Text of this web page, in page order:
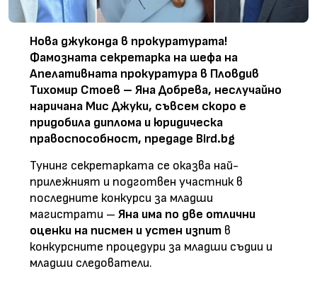
Нова джуконда в прокуратурата!
Фамозната секретарка на шефа на
Апелативната прокуратура в Пловдив
Тихомир Стоев – Яна Добрева, неслучайно
наричана Мис Джуки, съвсем скоро е
придобила диплома и юридическа
правоспособност, предаде Bird.bg
Тунинг секретарката се оказва най-
прилежният и подготвен участник в
последните конкурси за младши
магистрати – Яна има по две отлични
оценки на писмен и устен изпит в
конкурсните процедури за младши съдии и
младши следователи.